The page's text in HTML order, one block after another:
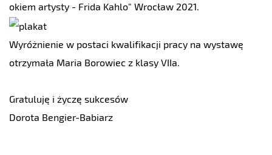
okiem artysty - Frida Kahlo" Wrocław 2021.
Wyróżnienie w postaci kwalifikacji pracy na wystawę
otrzymała Maria Borowiec z klasy VIIa.
Gratuluję i życzę sukcesów
Dorota Bengier-Babiarz